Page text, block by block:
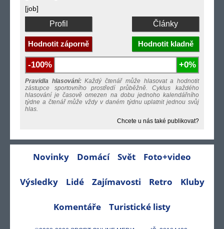
[job]
Profil Články
Hodnotit záporně Hodnotit kladně
-100% +0%
Pravidla hlasování:Každý čtenář může hlasovat a hodnotit
zástupce sportovního prostředí průběžně. Cyklus každého
hlasování je časově omezen na dobu jednoho kalendářního
týdne a čtenář může vždy v daném týdnu uplatnit jednou svůj
hlas.
Chcete u nás také publikovat?
Novinky Domácí Svět Foto+video
Výsledky Lidé Zajímavosti Retro Kluby
Komentáře Turistické listy